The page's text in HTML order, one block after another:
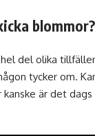
blommor?
del olika
tycker om.
är det dags